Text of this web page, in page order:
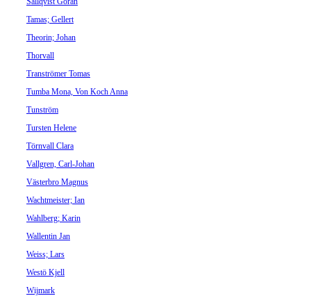
Tamas; Gellert
Theorin; Johan
Thorvall
Tranströmer Tomas
Tumba Mona, Von Koch Anna
Tunström
Tursten Helene
Törnvall Clara
Vallgren, Carl-Johan
Västerbro Magnus
Wachtmeister; Ian
Wahlberg; Karin
Wallentin Jan
Weiss; Lars
Westö Kjell
Wijmark